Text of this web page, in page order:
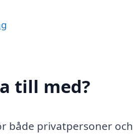
till med?
både privatpersoner och